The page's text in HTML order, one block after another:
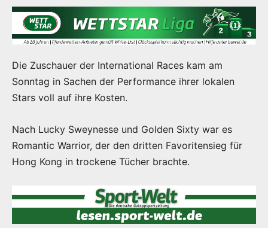
Die Zuschauer der International Races kam am
Sonntag in Sachen der Performance ihrer lokalen
Stars voll auf ihre Kosten.
Nach Lucky Sweynesse und Golden Sixty war es
Romantic Warrior, der den dritten Favoritensieg für
Hong Kong in trockene Tücher brachte.